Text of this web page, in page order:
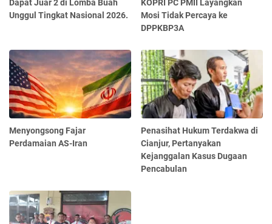
Dapat Juar 2 di Lomba Buah
Unggul Tingkat Nasional 2026.
KOPRI PC PMII Layangkan
Mosi Tidak Percaya ke
DPPKBP3A
Menyongsong Fajar
Perdamaian AS-Iran
Penasihat Hukum Terdakwa di
Cianjur, Pertanyakan
Kejanggalan Kasus Dugaan
Pencabulan